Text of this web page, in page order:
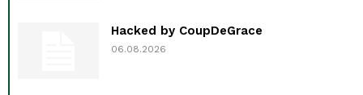
Hacked by CoupDeGrace
06.08.2026